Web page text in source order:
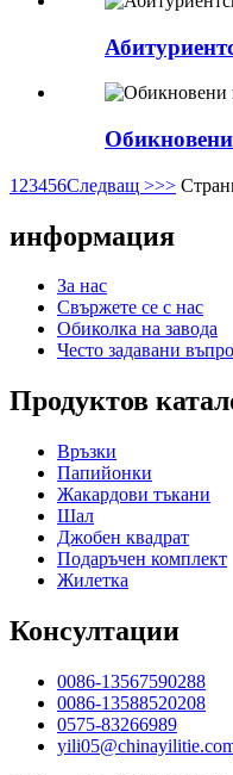
1 23456Следващ >>>
информация
За нас
Свържете се с нас
Обиколка на завода
Често задавани
Продуктов
Връзки
Папийонки
Жакардови тъкани
Шал
Джобен квадрат
Подаръчен комплект
Жилетка
Консултации
0086-13567590288
0086-13588520208
0575-83266989